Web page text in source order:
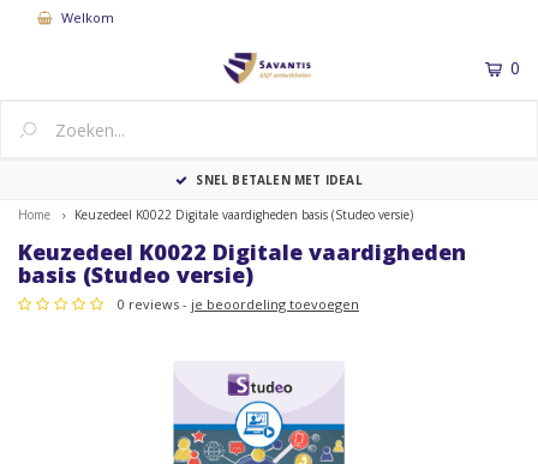
Welkom
0
SNEL BETALEN MET IDEAL
Home Keuzedeel K0022 Digitale vaardigheden basis (Studeo versie)
Keuzedeel K0022 Digitale vaardigheden
basis (Studeo versie)
0 reviews - je beoordeling toevoegen